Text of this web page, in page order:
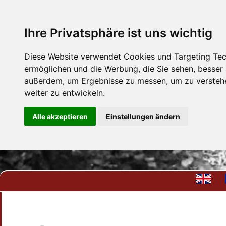
Ihre Privatsphäre ist uns wichtig
Diese Website verwendet Cookies und Targeting
ermöglichen und die Werbung, die Sie sehen,
außerdem, um Ergebnisse zu messen, um zu
weiter zu entwickeln.
Alle akzeptieren Einstellungen ändern